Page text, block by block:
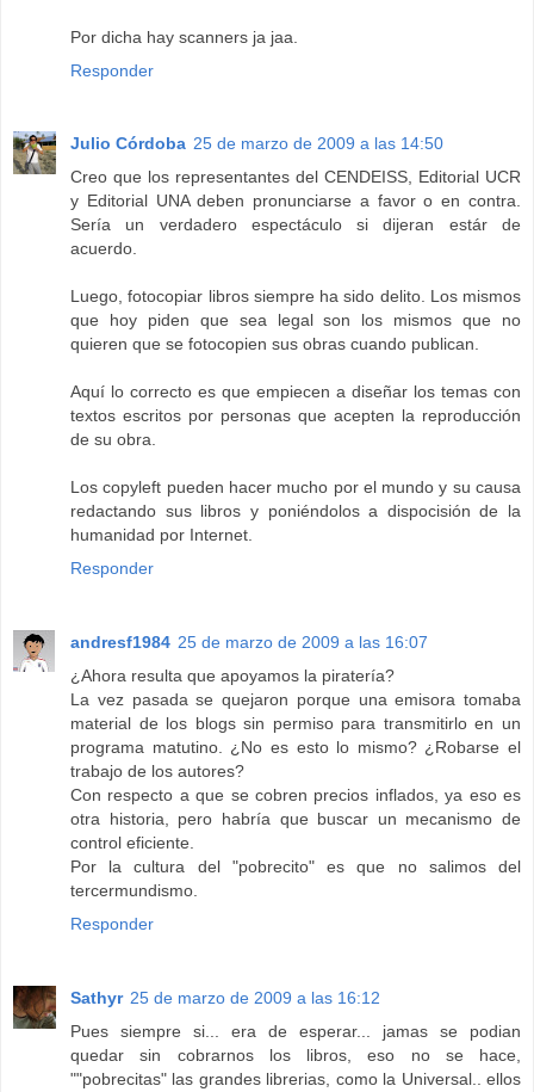
Por dicha hay scanners ja jaa.
Responder
Julio Córdoba 25 de marzo de 2009 a las 14:50
Creo que los representantes del CENDEISS, Editorial UCR
y Editorial UNA deben pronunciarse a favor o en contra.
Sería un verdadero espectáculo si dijeran estár de
acuerdo.
Luego, fotocopiar libros siempre ha sido delito. Los mismos
que hoy piden que sea legal son los mismos que no
quieren que se fotocopien sus obras cuando publican.
Aquí lo correcto es que empiecen a diseñar los temas con
textos escritos por personas que acepten la reproducción
de su obra.
Los copyleft pueden hacer mucho por el mundo y su causa
redactando sus libros y poniéndolos a dispocisión de la
humanidad por Internet.
Responder
andresf1984 25 de marzo de 2009 a las 16:07
¿Ahora resulta que apoyamos la piratería?
La vez pasada se quejaron porque una emisora tomaba
material de los blogs sin permiso para transmitirlo en un
programa matutino. ¿No es esto lo mismo? ¿Robarse el
trabajo de los autores?
Con respecto a que se cobren precios inflados, ya eso es
otra historia, pero habría que buscar un mecanismo de
control eficiente.
Por la cultura del "pobrecito" es que no salimos del
tercermundismo.
Responder
Sathyr 25 de marzo de 2009 a las 16:12
Pues siempre si... era de esperar... jamas se podian
quedar sin cobrarnos los libros, eso no se hace,
""pobrecitas" las grandes librerias, como la Universal.. ellos